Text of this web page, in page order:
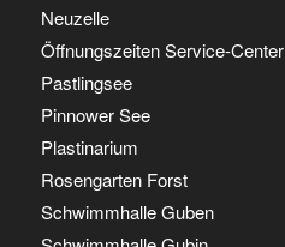
Neuzelle
Öffnungszeiten Service-Center
Pastlingsee
Pinnower See
Plastinarium
Rosengarten Forst
Schwimmhalle Guben